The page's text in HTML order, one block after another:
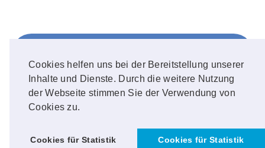
Cookies helfen uns bei der Bereitstellung unserer
Inhalte und Dienste. Durch die weitere Nutzung
der Webseite stimmen Sie der Verwendung von
Cookies zu.
Cookies für Statistik Cookies für Statistik
FOLLOW ME!
Instagram
OUR PHOTOS!